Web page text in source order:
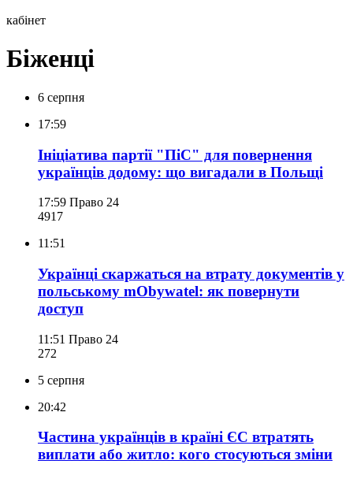
кабінет
Біженці
6 серпня
17:59
Ініціатива партії "ПіС" для повернення
українців додому: що вигадали в Польщі
17:59 Право 24
491 7
11:51
Українці скаржаться на втрату документів у
польському mObywatel: як повернути
доступ
11:51 Право 24
272
5 серпня
20:42
Частина українців в країні ЄС втратять
виплати або житло: кого стосуються зміни